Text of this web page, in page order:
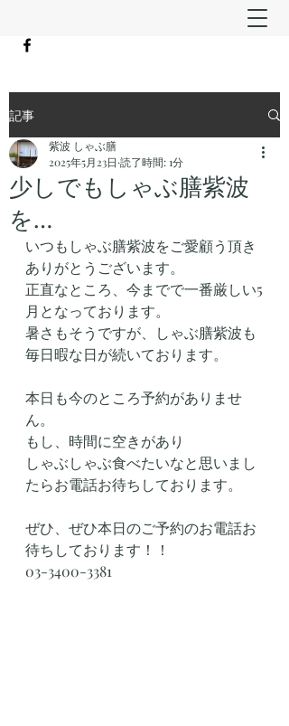
記事
少しでもしゃぶ膳紫波
を…
紫波 しゃぶ膳
2025年5月23日 読了時間: 1分
いつもしゃぶ膳紫波をご愛顧う頂き
ありがとうございます。
正直なところ、今までで一番厳しい5
月となっております。
暑さもそうですが、しゃぶ膳紫波も
毎日暇な日が続いております。
本日も今のところ予約がありませ
ん。
もし、時間に空きがあり
しゃぶしゃぶ食べたいなと思いまし
たらお電話お待ちしております。
ぜひ、ぜひ本日のご予約のお電話お
待ちしております！！
03-3400-3381